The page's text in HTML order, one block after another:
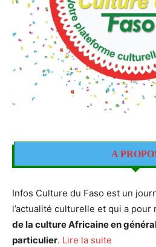
A
Infos Culture du Faso est un
l’actualité culturelle et qui a pour
de la culture Africaine en
particulier. Lire la suite